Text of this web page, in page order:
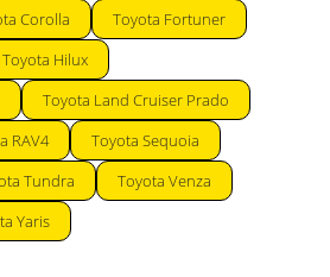
Corolla
Toyota Fortuner
Toyota Hilux
Toyota Land Cruiser Prado
RAV4
Toyota Sequoia
Tundra
Toyota Venza
Yaris